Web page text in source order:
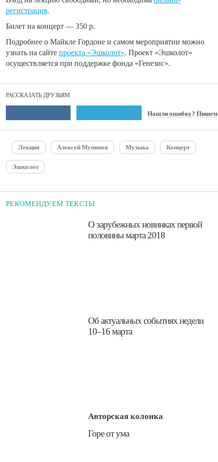
регистрация.
Билет на концерт — 350 р.
Подробнее о Майкле Гордоне и самом мероприятии можно
узнать на сайте проекта «Эшколот». Проект «Эшколот»
осуществляется при поддержке фонда «Генезис».
РАССКАЗАТЬ ДРУЗЬЯМ
Нашли ошибку? Пишем
Лекция Алексей Мунипов Музыка Концерт
Эшколот
РЕКОМЕНДУЕМ ТЕКСТЫ
​О зарубежных новинках первой
половины марта 2018
​Об актуальных событиях недели
10–16 марта
Авторская колонка
​Горе от ума